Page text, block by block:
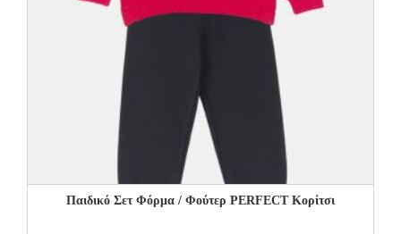
Παιδικό Σετ Φόρμα / Φούτερ PERFECT Kορίτσι